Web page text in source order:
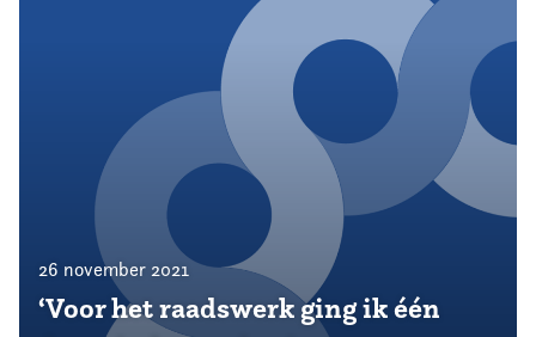
26 november 2021
‘Voor het raadswerk ging ik één